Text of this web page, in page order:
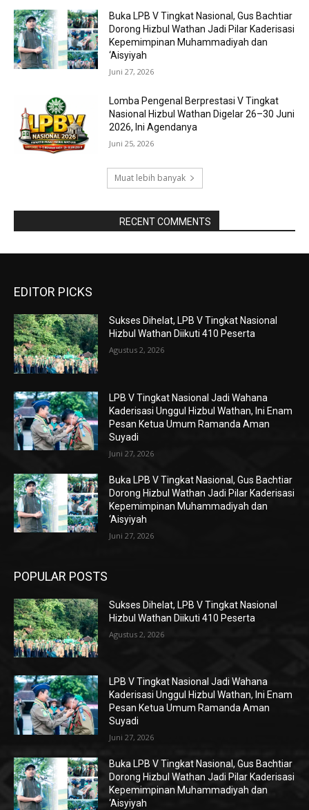
Buka LPB V Tingkat Nasional, Gus Bachtiar
Dorong Hizbul Wathan Jadi Pilar Kaderisasi
Kepemimpinan Muhammadiyah dan
‘Aisyiyah
Juni 27, 2026
Lomba Pengenal Berprestasi V Tingkat
Nasional Hizbul Wathan Digelar 26–30 Juni
2026, Ini Agendanya
Juni 25, 2026
Muat lebih banyak
RECENT COMMENTS
EDITOR PICKS
Sukses Dihelat, LPB V Tingkat Nasional
Hizbul Wathan Diikuti 410 Peserta
Agustus 2, 2026
LPB V Tingkat Nasional Jadi Wahana
Kaderisasi Unggul Hizbul Wathan, Ini Enam
Pesan Ketua Umum Ramanda Aman
Suyadi
Juni 27, 2026
Buka LPB V Tingkat Nasional, Gus Bachtiar
Dorong Hizbul Wathan Jadi Pilar Kaderisasi
Kepemimpinan Muhammadiyah dan
‘Aisyiyah
Juni 27, 2026
POPULAR POSTS
Sukses Dihelat, LPB V Tingkat Nasional
Hizbul Wathan Diikuti 410 Peserta
Agustus 2, 2026
LPB V Tingkat Nasional Jadi Wahana
Kaderisasi Unggul Hizbul Wathan, Ini Enam
Pesan Ketua Umum Ramanda Aman
Suyadi
Juni 27, 2026
Buka LPB V Tingkat Nasional, Gus Bachtiar
Dorong Hizbul Wathan Jadi Pilar Kaderisasi
Kepemimpinan Muhammadiyah dan
‘Aisyiyah